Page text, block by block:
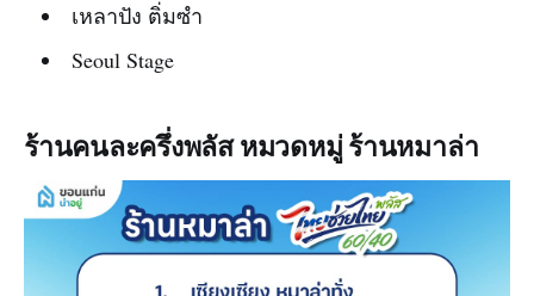
เหลาปัง ติ่มซำ
Seoul Stage
ร้านคนละครึ่งพลัส หมวดหมู่ ร้านหมาล่า